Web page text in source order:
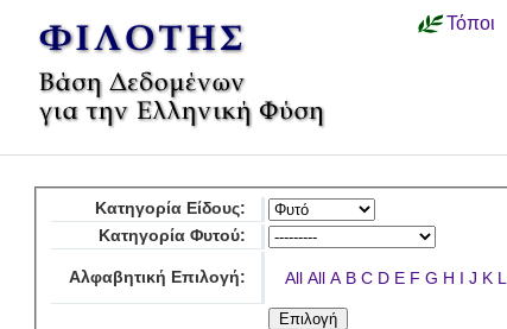
Τόποι
Κατηγορία Είδους:
Κατηγορία Φυτού:
Αλφαβητική Επιλογή: All All A B C D E F G H I J K L